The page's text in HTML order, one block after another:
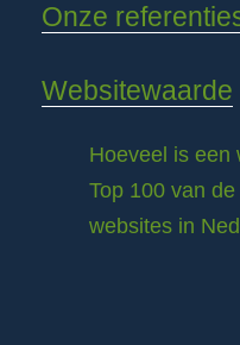
Onze
Websitewaarde
Hoeveel is een
Top 100 van
websites in